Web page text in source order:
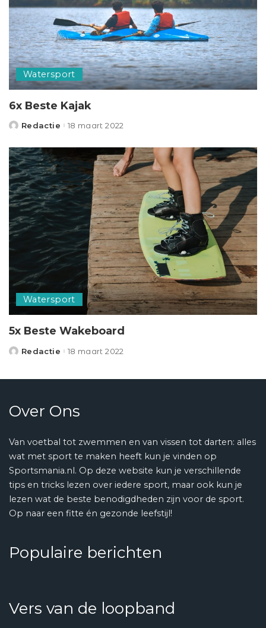
Watersport
6x Beste Kajak
Posted
Redactie 18 maart 2022
Watersport
5x Beste Wakeboard
Posted
Redactie 18 maart 2022
Over Ons
Van voetbal tot zwemmen en van vissen tot darten: alles
wat met sport te maken heeft kun je vinden op
Sportsmania.nl. Op deze website kun je verschillende
tips en tricks lezen over iedere sport, maar ook kun je
lezen wat de beste benodigdheden zijn voor de sport.
Op naar een fitte én gezonde leefstijl!
Populaire berichten
Vers van de loopband